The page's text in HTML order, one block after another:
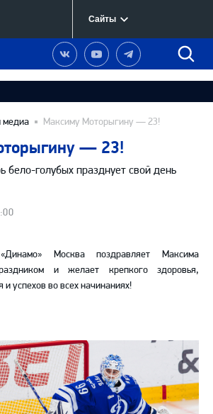
Сайты
Наша
группа
Вконтакте
Наш
канал
YouTube
Наш
канал
Telegram
медиа Максиму Моторыгину — 23!
— 23!
бело-голубых празднует свой день
Москва поздравляет Максима
и желает крепкого здоровья,
и успехов во всех начинаниях!